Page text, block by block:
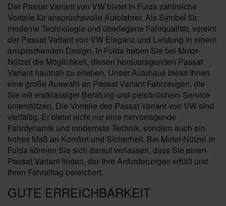
Der Passat Variant von VW bietet in Fulda zahlreiche
Vorteile für anspruchsvolle Autofahrer. Als Symbol für
moderne Technologie und überlegene Fahrqualität, vereint
der Passat Variant von VW Eleganz und Leistung in einem
ansprechenden Design. In Fulda haben Sie bei Motor-
Nützel die Möglichkeit, diesen herausragenden Passat
Variant hautnah zu erleben. Unser Autohaus bietet Ihnen
eine große Auswahl an Passat Variant Fahrzeugen, die
Sie mit erstklassiger Beratung und persönlichem Service
unterstützen. Die Vorteile des Passat Variant von VW sind
vielfältig. Er bietet nicht nur eine hervorragende
Fahrdynamik und modernste Technik, sondern auch ein
hohes Maß an Komfort und Sicherheit. Bei Motor-Nützel in
Fulda können Sie sich darauf verlassen, dass Sie einen
Passat Variant finden, der Ihre Anforderungen erfüllt und
Ihren Fahralltag bereichert.
GUTE ERREICHBARKEIT